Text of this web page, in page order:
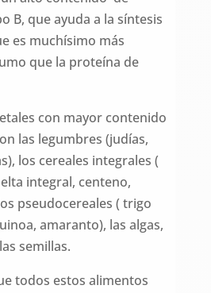
B, que ayuda a la síntesis
es muchísimo más
que la proteína de
con mayor contenido
las legumbres (judías,
los cereales integrales (
integral, centeno,
pseudocereales ( trigo
amaranto), las algas,
semillas.
todos estos alimentos